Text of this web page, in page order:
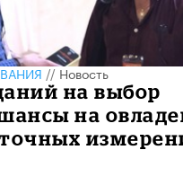
//Новость
на выбор
на